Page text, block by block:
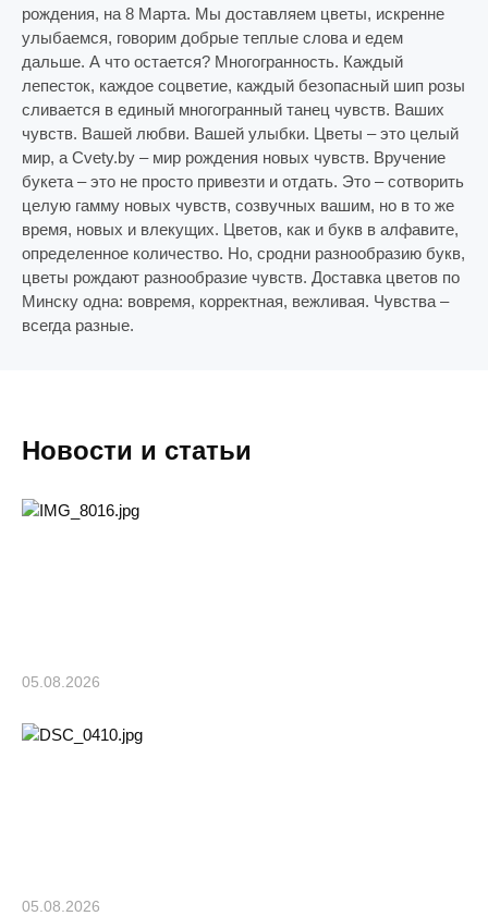
рождения, на 8 Марта. Мы доставляем цветы, искренне
улыбаемся, говорим добрые теплые слова и едем
дальше. А что остается? Многогранность. Каждый
лепесток, каждое соцветие, каждый безопасный шип розы
сливается в единый многогранный танец чувств. Ваших
чувств. Вашей любви. Вашей улыбки. Цветы – это целый
мир, а Cvety.by – мир рождения новых чувств. Вручение
букета – это не просто привезти и отдать. Это – сотворить
целую гамму новых чувств, созвучных вашим, но в то же
время, новых и влекущих. Цветов, как и букв в алфавите,
определенное количество. Но, сродни разнообразию букв,
цветы рождают разнообразие чувств. Доставка цветов по
Минску одна: вовремя, корректная, вежливая. Чувства –
всегда разные.
Новости и статьи
05.08.2026
05.08.2026